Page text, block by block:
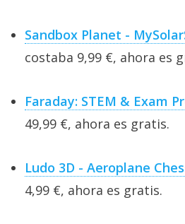
Sandbox Planet -
costaba 9,99 €, ahora es
Faraday: STEM & Exam
49,99 €, ahora es gratis.
Ludo 3D - Aeroplane
4,99 €, ahora es gratis.